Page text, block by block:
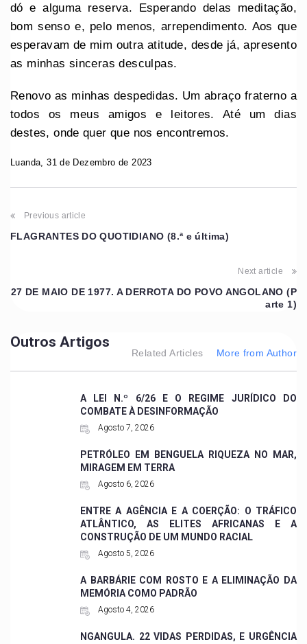
dó e alguma reserva. Esperando delas meditação,
bom senso e, pelo menos, arrependimento. Aos que
esperavam de mim outra atitude, desde já, apresento
as minhas sinceras desculpas.
Renovo as minhas despedidas. Um abraço fraterno a
todos os meus amigos e leitores. Até um dias
destes, onde quer que nos encontremos.
Luanda, 31 de Dezembro de 2023
Previous article
FLAGRANTES DO QUOTIDIANO (8.ª e última)
Next article
27 DE MAIO DE 1977. A DERROTA DO POVO ANGOLANO (P
arte 1)
Outros Artigos
Related Articles More from Author
A LEI N.º 6/26 E O REGIME JURÍDICO DO
COMBATE À DESINFORMAÇÃO
Agosto 7, 2026
PETRÓLEO EM BENGUELA RIQUEZA NO MAR,
MIRAGEM EM TERRA
Agosto 6, 2026
ENTRE A AGÊNCIA E A COERÇÃO: O TRÁFICO
ATLÂNTICO, AS ELITES AFRICANAS E A
CONSTRUÇÃO DE UM MUNDO RACIAL
Agosto 5, 2026
A BARBÁRIE COM ROSTO E A ELIMINAÇÃO DA
MEMÓRIA COMO PADRÃO
Agosto 4, 2026
NGANGULA. 22 VIDAS PERDIDAS, E URGÊNCIA